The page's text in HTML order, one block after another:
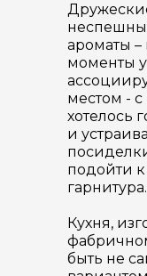
ароматы –
моменты
местом - с
хотелось
и
подойти
гарнитура.
Кухня,
быть не